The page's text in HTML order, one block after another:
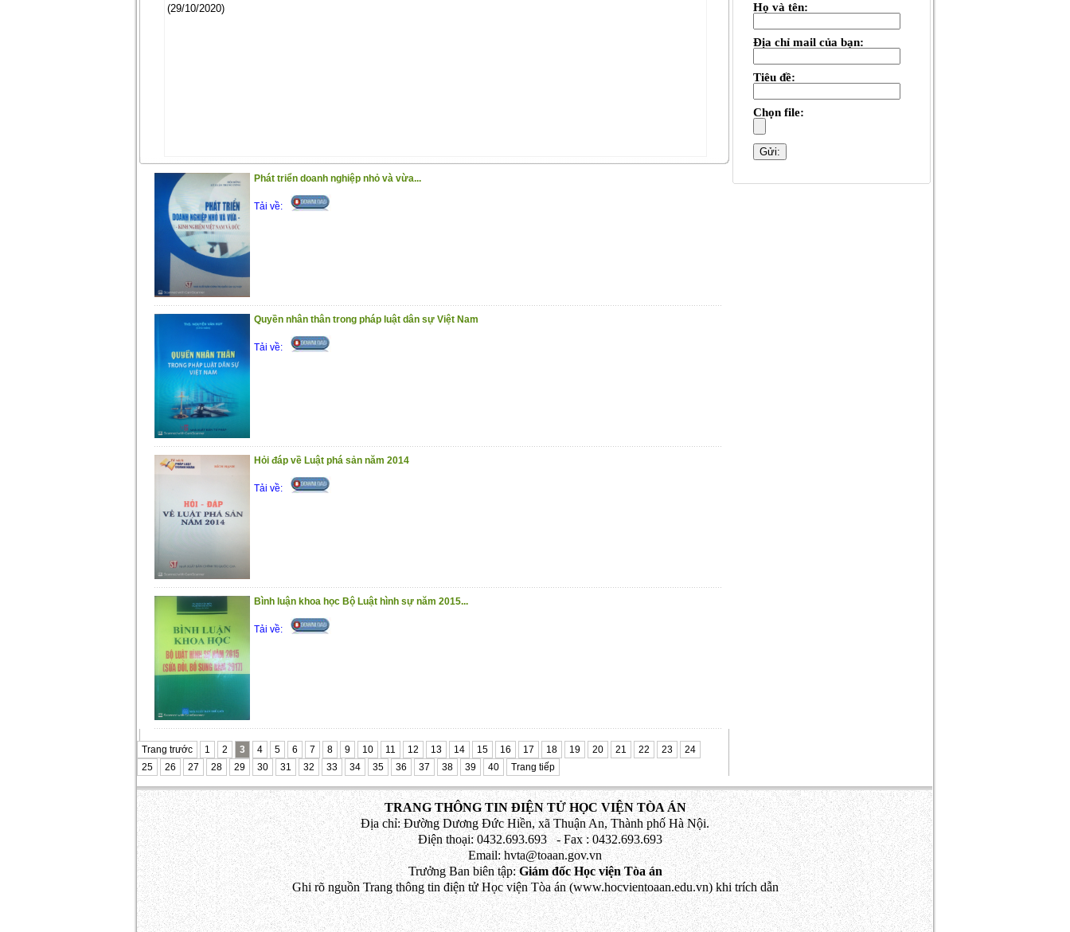
(29/10/2020)
Phát triển doanh nghiệp nhỏ và vừa...
Tải về:
Quyền nhân thân trong pháp luật dân sự Việt Nam
Tải về:
Hỏi đáp về Luật phá sản năm 2014
Tải về:
Bình luận khoa học Bộ Luật hình sự năm 2015...
Tải về:
Trang trước 1 2 3 4 5 6 7 8 9 10 11 12 13 14 15 16 17 18 19 20 21 22 23
24
25
26 27 28 29 30 31 32 33 34 35 36 37 38 39 40 Trang tiếp
Họ và tên:
Địa chỉ mail của bạn:
Tiêu đề:
Chọn file:
TRANG THÔNG TIN ĐIỆN TỬ HỌC VIỆN TÒA ÁN
Địa chỉ: Đường Dương Đức Hiền, xã Thuận An, Thành phố Hà Nội.
Điện thoại: 0432.693.693 - Fax : 0432.693.693
Email: hvta@toaan.gov.vn
Trưởng Ban biên tập:Giám đốc Học viện Tòa án
Ghi rõ nguồn Trang thông tin điện tử Học viện Tòa án (www.hocvientoaan.edu.vn) khi trích dẫn